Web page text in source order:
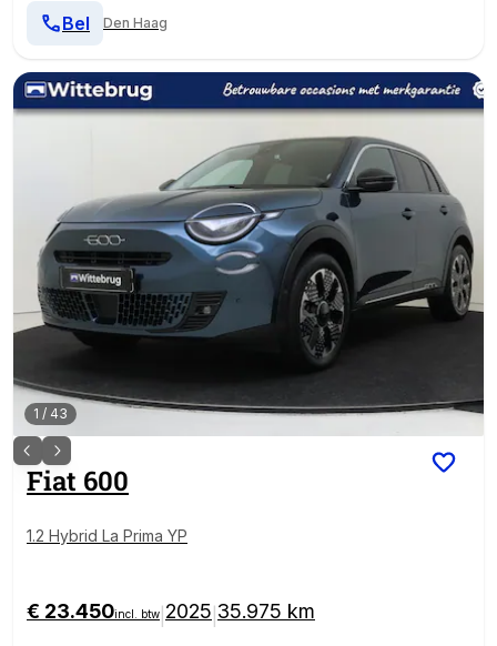
Den Haag
Bel
1 / 43
Fiat 600
1.2 Hybrid La Prima YP
€ 23.450incl. btw 2025 35.975 km